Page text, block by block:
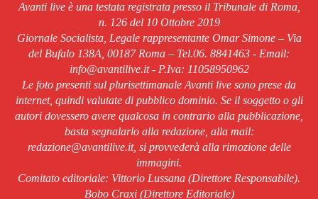
Avanti live è una testata registrata presso il Tribunale di Roma,
n. 126 del 10 Ottobre 2019
Giornale Socialista, Legale rappresentante Omar Simone – Via
del Bufalo 138A, 00187 Roma – Tel.06. 8841463 - Email:
info@avantilive.it - P.Iva: 11058950962
Le foto presenti sul plurisettimanale Avanti live sono prese da
internet, quindi valutate di pubblico dominio. Se il soggetto o gli
autori dovessero avere qualcosa in contrario alla pubblicazione,
basta segnalarlo alla redazione, alla mail:
redazione@avantilive.it, si provvederà alla rimozione delle
immagini.
Comitato editoriale: Vittorio Lussana (Direttore Responsabile).
Bobo Craxi (Direttore Editoriale)